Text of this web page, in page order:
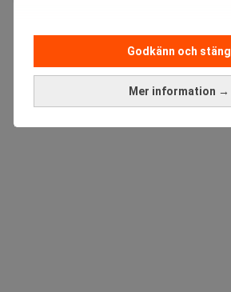
Mer information →
Godkänn och stäng